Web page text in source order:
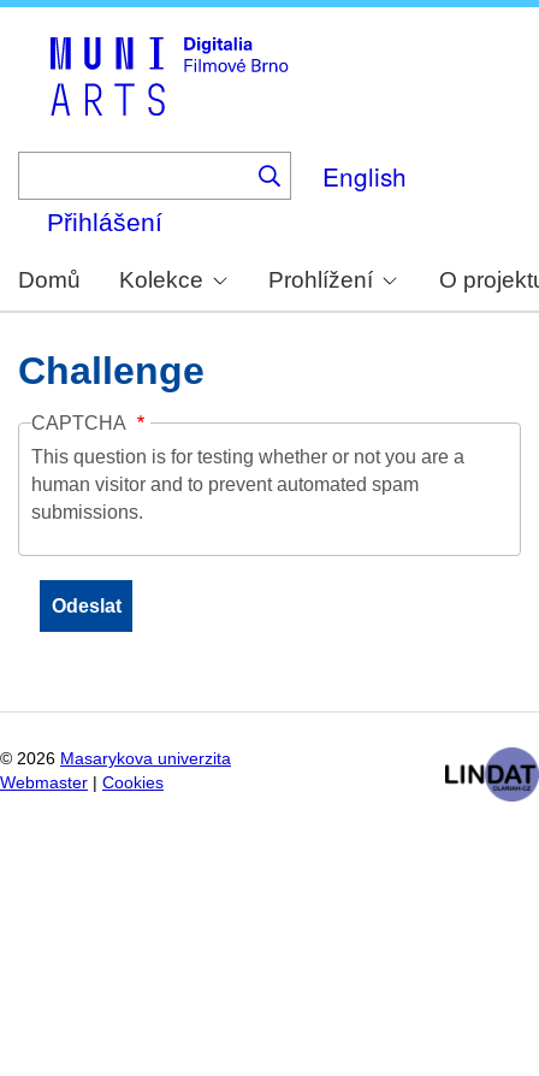
English
Přihlášení
Domů Kolekce Prohlížení O
Challenge
CAPTCHA
This question is for testing whether or not you are a
human visitor and to prevent automated spam
submissions.
© 2026 Masarykova univerzita
Webmaster
Cookies